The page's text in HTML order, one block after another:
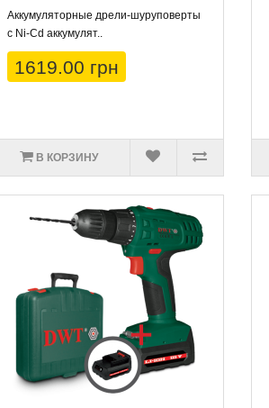
Аккумуляторные дрели-шуруповерты
с Ni-Cd аккумулят..
1619.00 грн
В КОРЗИНУ